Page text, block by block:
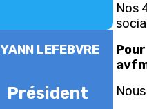
Nos
YANN LEFEBVRE
Président